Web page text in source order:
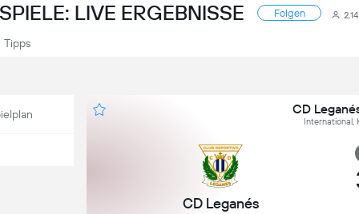
LIVE ERGEBNISSE Folgen
Tipps
CD
International,
CD Leganés